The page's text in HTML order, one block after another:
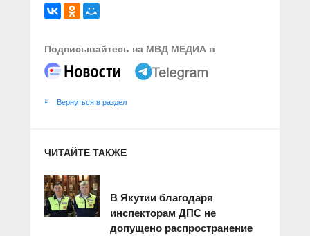
Подписывайтесь на МВД МЕДИА в
Вернуться в раздел
ЧИТАЙТЕ ТАКЖЕ
В Якутии благодаря
инспекторам ДПС не
допущено распространение